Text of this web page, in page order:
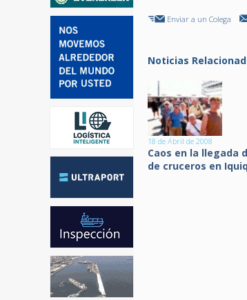
Enviar a un Colega
Noticias
18 de Abril de 2008
Caos en la llegada
de cruceros en